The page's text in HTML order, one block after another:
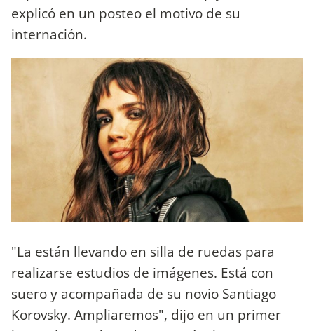
explicó en un posteo el motivo de su
internación.
"La están llevando en silla de ruedas para
realizarse estudios de imágenes. Está con
suero y acompañada de su novio Santiago
Korovsky. Ampliaremos", dijo en un primer